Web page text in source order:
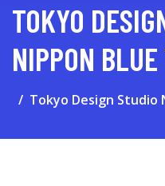
TOKYO
NIPPON
Tokyo Design Studio